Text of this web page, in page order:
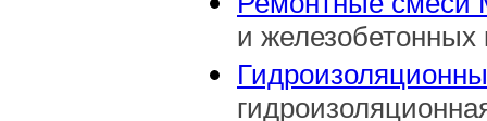
и железобетонных